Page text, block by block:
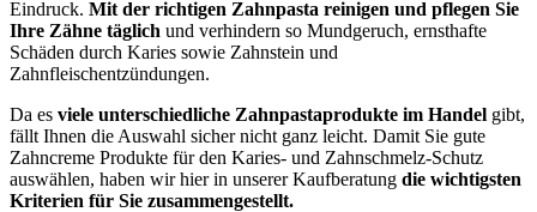
Eindruck. Mit der richtigen Zahnpasta reinigen und pflegen Sie
Ihre Zähne täglich und verhindern so Mundgeruch, ernsthafte
Schäden durch Karies sowie Zahnstein und
Zahnfleischentzündungen.
Da es viele unterschiedliche Zahnpastaprodukte im Handel gibt,
fällt Ihnen die Auswahl sicher nicht ganz leicht. Damit Sie gute
Zahncreme Produkte für den Karies- und Zahnschmelz-Schutz
auswählen, haben wir hier in unserer Kaufberatung die wichtigsten
Kriterien für Sie zusammengestellt.